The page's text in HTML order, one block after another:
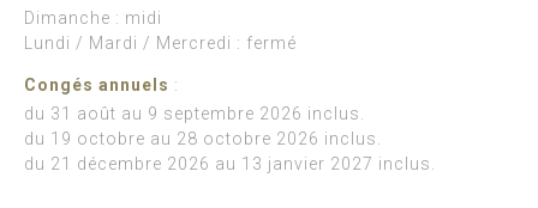
Dimanche : midi
Lundi / Mardi / Mercredi : fermé
Congés annuels :
du 31 août au 9 septembre 2026 inclus.
du 19 octobre au 28 octobre 2026 inclus.
du 21 décembre 2026 au 13 janvier 2027 inclus.